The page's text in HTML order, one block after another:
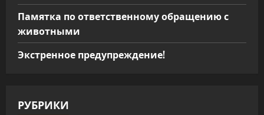
Памятка по ответственному обращению с
животными
Экстренное предупреждение!
РУБРИКИ